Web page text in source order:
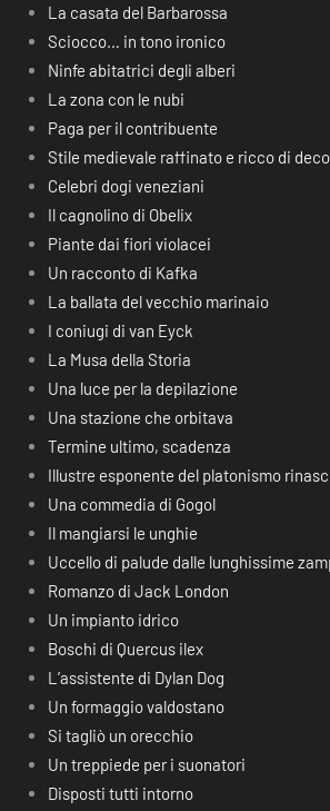
La casata del Barbarossa
Sciocco… in tono ironico
Ninfe abitatrici degli alberi
La zona con le nubi
Paga per il contribuente
Stile medievale raffinato e ricco di
Celebri dogi veneziani
Il cagnolino di Obelix
Piante dai fiori violacei
Un racconto di Kafka
La ballata del vecchio marinaio
I coniugi di van Eyck
La Musa della Storia
Una luce per la depilazione
Una stazione che orbitava
Termine ultimo, scadenza
Illustre esponente del platonismo
Una commedia di Gogol
Il mangiarsi le unghie
Uccello di palude dalle lunghissime
Romanzo di Jack London
Un impianto idrico
Boschi di Quercus ilex
L’assistente di Dylan Dog
Un formaggio valdostano
Si tagliò un orecchio
Un treppiede per i suonatori
Disposti tutti intorno